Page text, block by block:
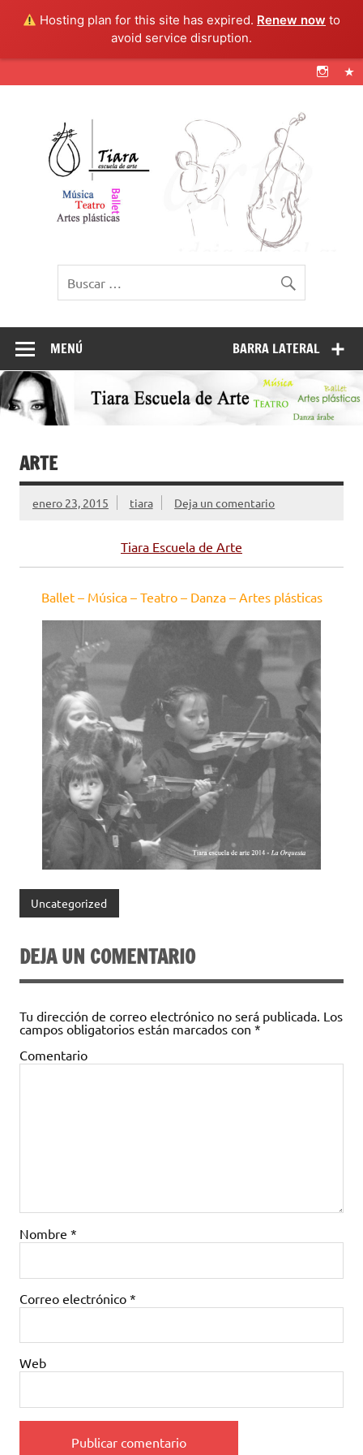
Hosting plan for this site has expired. Renew now to
avoid service disruption.
Tiara Escuela de
arte
@artetiara
BARRA LATERAL
MENÚ
ARTE
enero 23, 2015 tiara Deja un comentario
Tiara Escuela de Arte
Ballet – Música – Teatro – Danza – Artes plásticas
Uncategorized
DEJA UN COMENTARIO
Tu dirección de correo electrónico no será publicada. Los
campos obligatorios están marcados con *
Comentario
Nombre *
Correo electrónico *
Web